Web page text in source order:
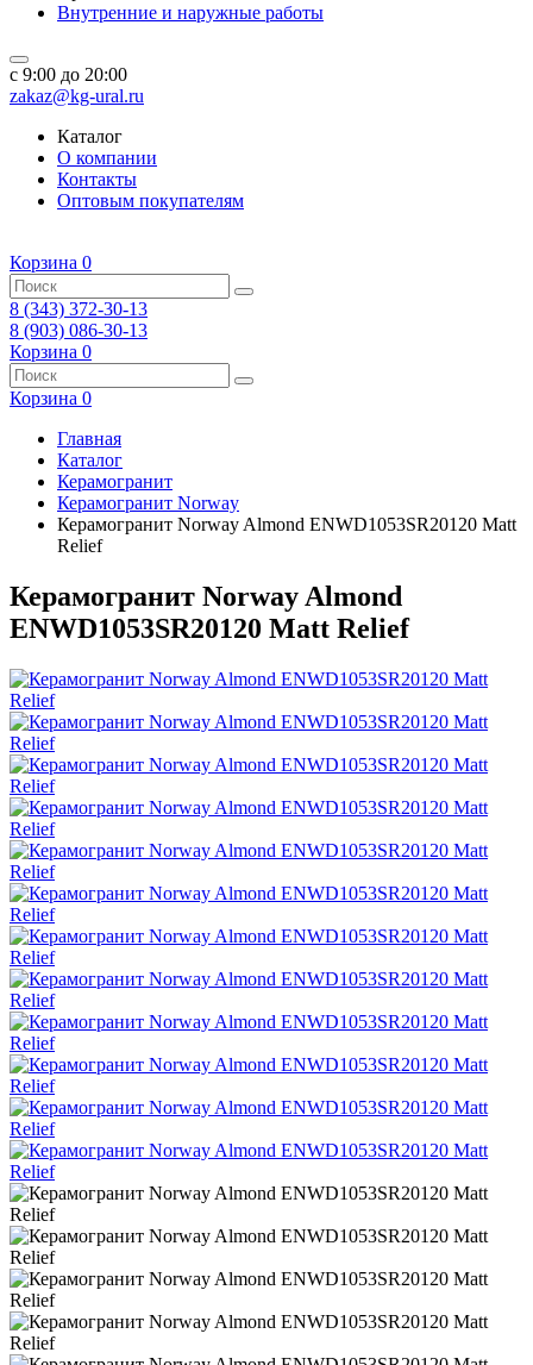
Внутренние и наружные работы
c 9:00 до 20:00
zakaz@kg-ural.ru
Каталог
О компании
Контакты
Оптовым покупателям
Корзина 0
8 (343) 372-30-13
8 (903) 086-30-13
Корзина 0
Корзина 0
Главная
Каталог
Керамогранит
Керамогранит Norway
Керамогранит Norway Almond ENWD1053SR20120 Matt
Relief
Керамогранит Norway Almond
ENWD1053SR20120 Matt Relief